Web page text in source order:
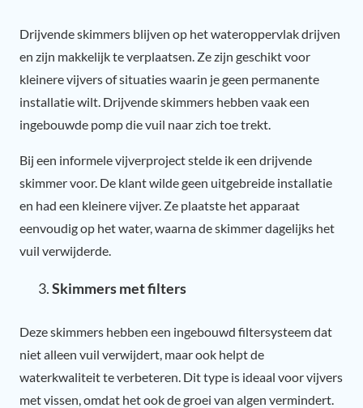
Drijvende skimmers blijven op het wateroppervlak drijven
en zijn makkelijk te verplaatsen. Ze zijn geschikt voor
kleinere vijvers of situaties waarin je geen permanente
installatie wilt. Drijvende skimmers hebben vaak een
ingebouwde pomp die vuil naar zich toe trekt.
Bij een informele vijverproject stelde ik een drijvende
skimmer voor. De klant wilde geen uitgebreide installatie
en had een kleinere vijver. Ze plaatste het apparaat
eenvoudig op het water, waarna de skimmer dagelijks het
vuil verwijderde.
Skimmers met filters
Deze skimmers hebben een ingebouwd filtersysteem dat
niet alleen vuil verwijdert, maar ook helpt de
waterkwaliteit te verbeteren. Dit type is ideaal voor vijvers
met vissen, omdat het ook de groei van algen vermindert.